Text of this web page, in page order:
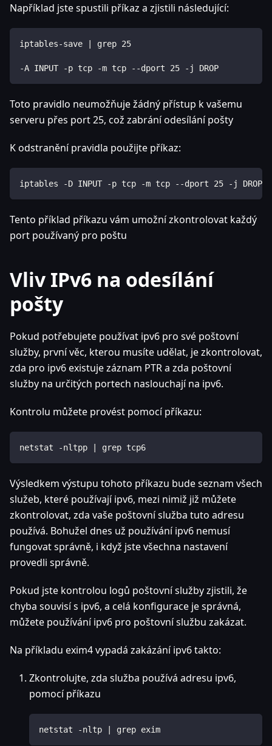
Například jste spustili příkaz a zjistili následující:
iptables-save | grep 25
-A INPUT -p tcp -m tcp --dport 25 -j DROP
Toto pravidlo neumožňuje žádný přístup k vašemu
serveru přes port 25, což zabrání odesílání pošty
K odstranění pravidla použijte příkaz:
iptables -D INPUT -p tcp -m tcp --dport 25 -j DROP
Tento příklad příkazu vám umožní zkontrolovat každý
port používaný pro poštu
Vliv IPv6 na odesílání
pošty
Pokud potřebujete používat ipv6 pro své poštovní
služby, první věc, kterou musíte udělat, je zkontrolovat,
zda pro ipv6 existuje záznam PTR a zda poštovní
služby na určitých portech naslouchají na ipv6.
Kontrolu můžete provést pomocí příkazu:
netstat -nltpp | grep tcp6
Výsledkem výstupu tohoto příkazu bude seznam všech
služeb, které používají ipv6, mezi nimiž již můžete
zkontrolovat, zda vaše poštovní služba tuto adresu
používá. Bohužel dnes už používání ipv6 nemusí
fungovat správně, i když jste všechna nastavení
provedli správně.
Pokud jste kontrolou logů poštovní služby zjistili, že
chyba souvisí s ipv6, a celá konfigurace je správná,
můžete používání ipv6 pro poštovní službu zakázat.
Na příkladu exim4 vypadá zakázání ipv6 takto:
Zkontrolujte, zda služba používá adresu ipv6,
pomocí příkazu
netstat -nltp | grep exim